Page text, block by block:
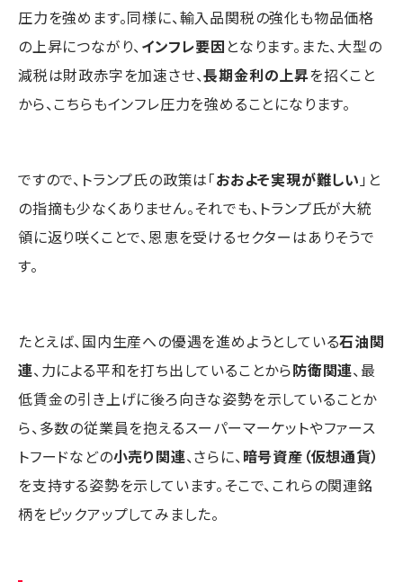
圧力を強めます。同様に、輸入品関税の強化も物品価格
の上昇につながり、インフレ要因 となります。また、大型の
減税は財政赤字を加速させ、長期金利の上昇を招くこと
から、こちらもインフレ圧力を強めることになります。
ですので、トランプ氏の政策は「おおよそ実現が難しい 」と
の指摘も少なくありません。それでも、トランプ氏が大統
領に返り咲くことで、恩恵を受けるセクターはありそうで
す。
たとえば、国内生産への優遇を進めようとしている石油関
連、力による平和を打ち出していることから防衛関連、最
低賃金の引き上げに後ろ向きな姿勢を示していることか
ら、多数の従業員を抱えるスーパーマーケットやファース
トフードなどの小売り関連、さらに、暗号資産（仮想通貨）
を支持する姿勢を示しています。そこで、これらの関連銘
柄をピックアップしてみました。